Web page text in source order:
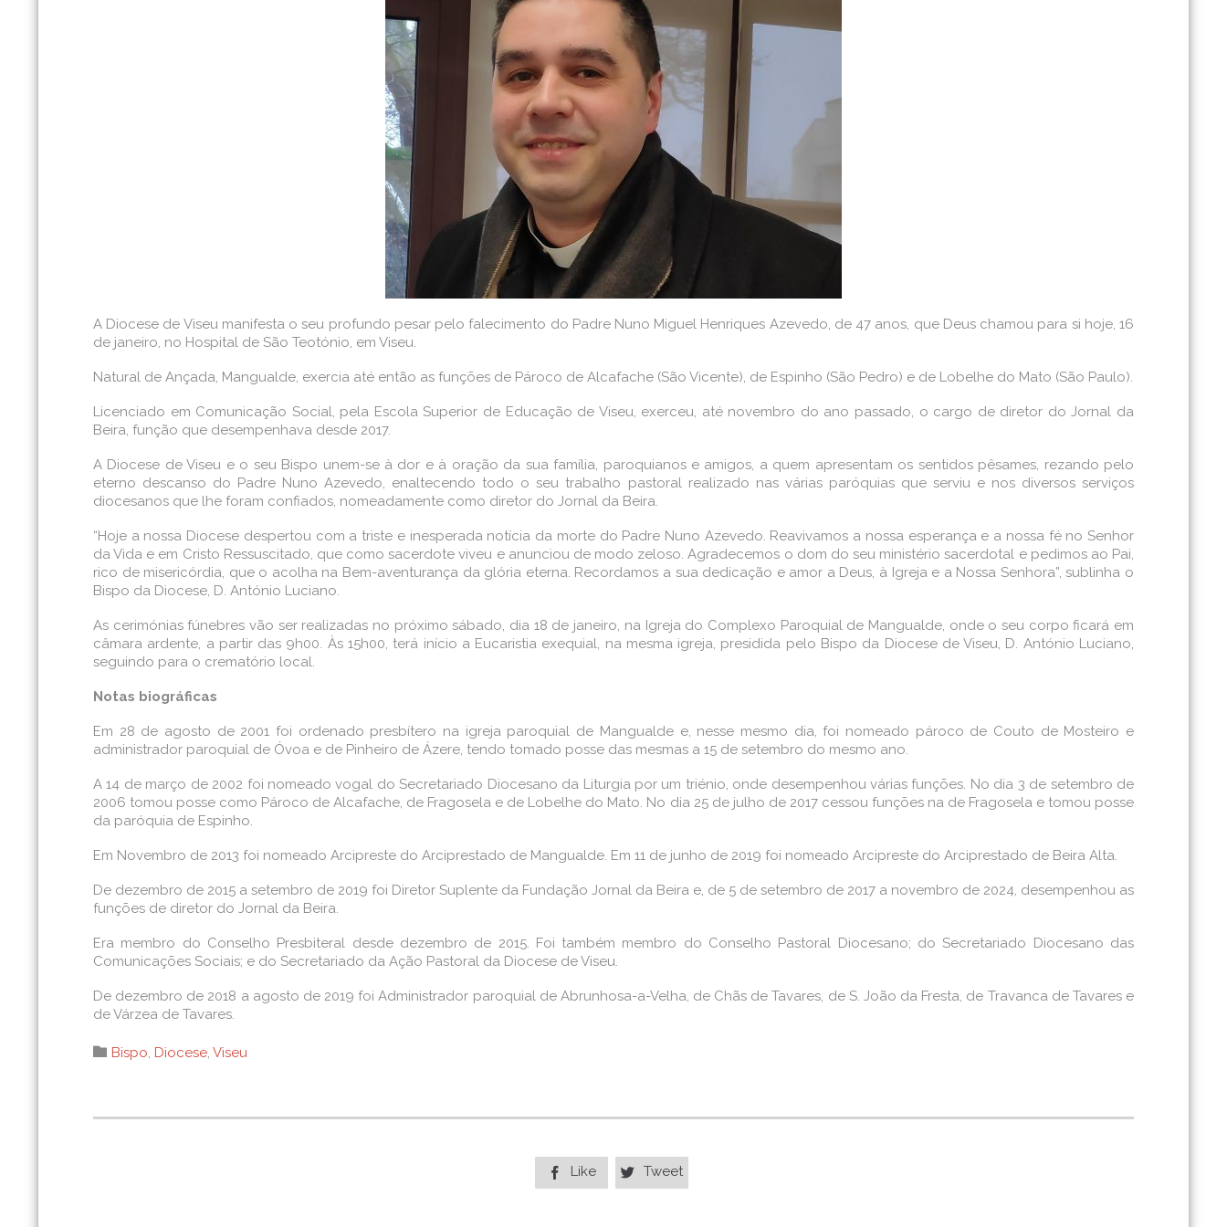
A Diocese de Viseu manifesta o seu profundo pesar pelo falecimento do Padre Nuno Miguel Henriques Azevedo, de 47 anos, que Deus chamou para si hoje, 16
de janeiro, no Hospital de São Teotónio, em Viseu.
Natural de Ançada, Mangualde, exercia até então as funções de Pároco de Alcafache (São Vicente), de Espinho (São Pedro) e de Lobelhe do Mato (São Paulo).
Licenciado em Comunicação Social, pela Escola Superior de Educação de Viseu, exerceu, até novembro do ano passado, o cargo de diretor do Jornal da
Beira, função que desempenhava desde 2017.
A Diocese de Viseu e o seu Bispo unem-se à dor e à oração da sua família, paroquianos e amigos, a quem apresentam os sentidos pêsames, rezando pelo
eterno descanso do Padre Nuno Azevedo, enaltecendo todo o seu trabalho pastoral realizado nas várias paróquias que serviu e nos diversos serviços
diocesanos que lhe foram confiados, nomeadamente como diretor do Jornal da Beira.
“Hoje a nossa Diocese despertou com a triste e inesperada notícia da morte do Padre Nuno Azevedo. Reavivamos a nossa esperança e a nossa fé no Senhor
da Vida e em Cristo Ressuscitado, que como sacerdote viveu e anunciou de modo zeloso. Agradecemos o dom do seu ministério sacerdotal e pedimos ao Pai,
rico de misericórdia, que o acolha na Bem-aventurança da glória eterna. Recordamos a sua dedicação e amor a Deus, à Igreja e a Nossa Senhora”, sublinha o
Bispo da Diocese, D. António Luciano.
As cerimónias fúnebres vão ser realizadas no próximo sábado, dia 18 de janeiro, na Igreja do Complexo Paroquial de Mangualde, onde o seu corpo ficará em
câmara ardente, a partir das 9h00. Às 15h00, terá início a Eucaristia exequial, na mesma igreja, presidida pelo Bispo da Diocese de Viseu, D. António Luciano,
seguindo para o crematório local.
Notas biográficas
Em 28 de agosto de 2001 foi ordenado presbítero na igreja paroquial de Mangualde e, nesse mesmo dia, foi nomeado pároco de Couto de Mosteiro e
administrador paroquial de Óvoa e de Pinheiro de Ázere, tendo tomado posse das mesmas a 15 de setembro do mesmo ano.
A 14 de março de 2002 foi nomeado vogal do Secretariado Diocesano da Liturgia por um triénio, onde desempenhou várias funções. No dia 3 de setembro de
2006 tomou posse como Pároco de Alcafache, de Fragosela e de Lobelhe do Mato. No dia 25 de julho de 2017 cessou funções na de Fragosela e tomou posse
da paróquia de Espinho.
Em Novembro de 2013 foi nomeado Arcipreste do Arciprestado de Mangualde. Em 11 de junho de 2019 foi nomeado Arcipreste do Arciprestado de Beira Alta.
De dezembro de 2015 a setembro de 2019 foi Diretor Suplente da Fundação Jornal da Beira e, de 5 de setembro de 2017 a novembro de 2024, desempenhou as
funções de diretor do Jornal da Beira.
Era membro do Conselho Presbiteral desde dezembro de 2015. Foi também membro do Conselho Pastoral Diocesano; do Secretariado Diocesano das
Comunicações Sociais; e do Secretariado da Ação Pastoral da Diocese de Viseu.
De dezembro de 2018 a agosto de 2019 foi Administrador paroquial de Abrunhosa-a-Velha, de Chãs de Tavares, de S. João da Fresta, de Travanca de Tavares e
de Várzea de Tavares.
 Category
Bispo, Diocese, Viseu
 Like  Tweet